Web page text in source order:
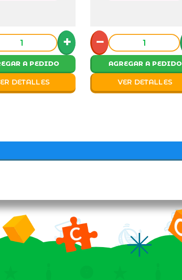
+
A PEDIDO
DETALLES
−
AGREGAR A PEDIDO
VER DETALLES